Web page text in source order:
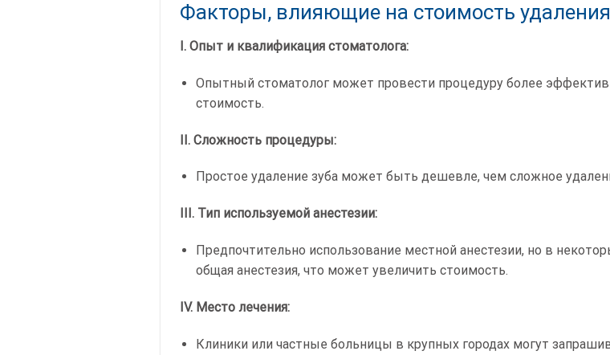
Факторы, влияющие на стоимость
I. Опыт и квалификация стоматолога:
Опытный стоматолог может провести процедуру более
стоимость.
II. Сложность процедуры:
Простое удаление зуба может быть дешевле, чем сложное
III. Тип используемой анестезии:
Предпочтительно использование местной анестезии, но в
общая анестезия, что может увеличить стоимость.
IV. Место лечения:
Клиники или частные больницы в крупных городах могут